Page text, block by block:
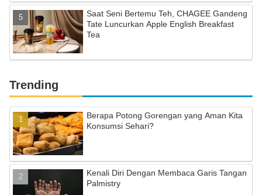
Saat Seni Bertemu Teh, CHAGEE Gandeng
Tate Luncurkan Apple English Breakfast
Tea
Trending
Berapa Potong Gorengan yang Aman Kita
Konsumsi Sehari?
Kenali Diri Dengan Membaca Garis Tangan
Palmistry